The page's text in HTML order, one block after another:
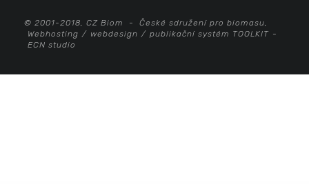
© 2001-2018, CZ Biom - České sdružení pro biomasu,
Webhosting / webdesign / publikační systém TOOLKIT -
ECN studio